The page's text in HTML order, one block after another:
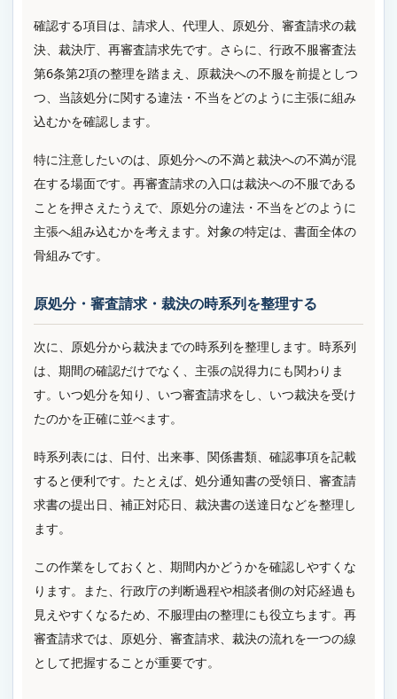
確認する項目は、請求人、代理人、原処分、審査請求の裁
決、裁決庁、再審査請求先です。さらに、行政不服審査法
第6条第2項の整理を踏まえ、原裁決への不服を前提としつ
つ、当該処分に関する違法・不当をどのように主張に組み
込むかを確認します。
特に注意したいのは、原処分への不満と裁決への不満が混
在する場面です。再審査請求の入口は裁決への不服である
ことを押さえたうえで、原処分の違法・不当をどのように
主張へ組み込むかを考えます。対象の特定は、書面全体の
骨組みです。
原処分・審査請求・裁決の時系列を整理する
次に、原処分から裁決までの時系列を整理します。時系列
は、期間の確認だけでなく、主張の説得力にも関わりま
す。いつ処分を知り、いつ審査請求をし、いつ裁決を受け
たのかを正確に並べます。
時系列表には、日付、出来事、関係書類、確認事項を記載
すると便利です。たとえば、処分通知書の受領日、審査請
求書の提出日、補正対応日、裁決書の送達日などを整理し
ます。
この作業をしておくと、期間内かどうかを確認しやすくな
ります。また、行政庁の判断過程や相談者側の対応経過も
見えやすくなるため、不服理由の整理にも役立ちます。再
審査請求では、原処分、審査請求、裁決の流れを一つの線
として把握することが重要です。